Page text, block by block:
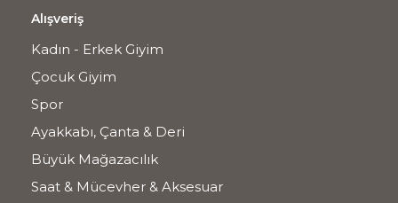
Alışveriş
Kadın - Erkek Giyim
Çocuk Giyim
Spor
Ayakkabı, Çanta & Deri
Büyük Mağazacılık
Saat & Mücevher & Aksesuar